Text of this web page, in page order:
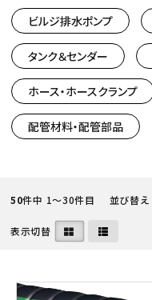
ビルジ排水ポンプ
タンク＆センダー
ホース・ホースクランプ
配管材料・配管部品
50件中 1〜30件目 並び替え
表示切替